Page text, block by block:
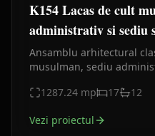
K154 Lacas de cult
administrativ si sediu
Ansamblu arhitectural
musulman, sediu
1287.24 mp 17 12
Vezi proiectul